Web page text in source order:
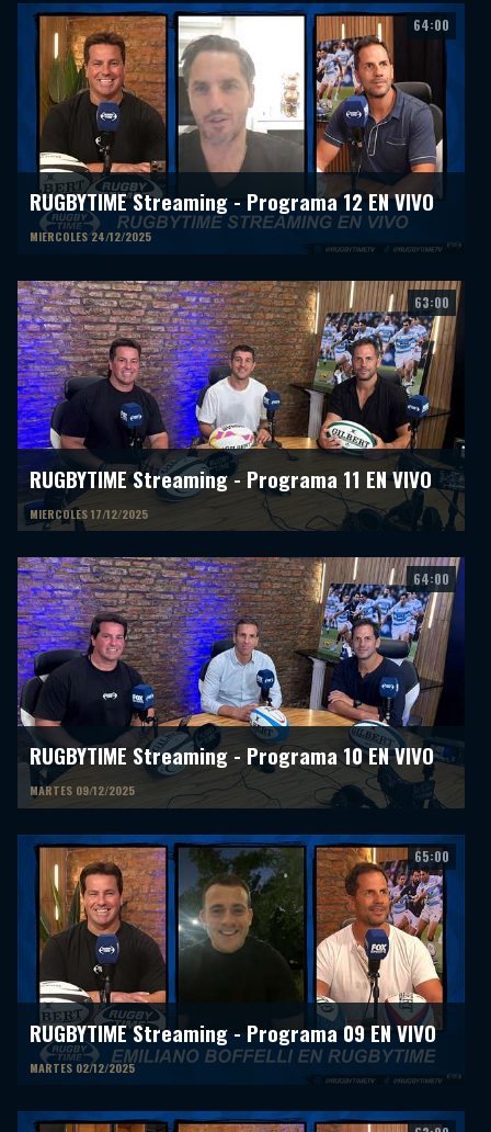
64:00
RUGBYTIME Streaming - Programa 12 EN VIVO
MIERCOLES 24/12/2025
63:00
RUGBYTIME Streaming - Programa 11 EN VIVO
MIERCOLES 17/12/2025
64:00
RUGBYTIME Streaming - Programa 10 EN VIVO
MARTES 09/12/2025
65:00
RUGBYTIME Streaming - Programa 09 EN VIVO
MARTES 02/12/2025